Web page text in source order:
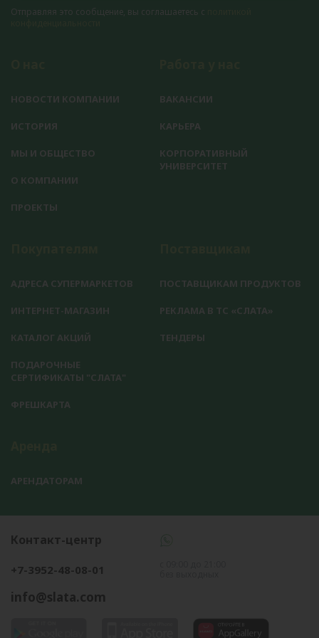
Отправляя это сообщение, вы соглашаетесь с
НОВОСТИ КОМПАНИИ
ИСТОРИЯ
МЫ И ОБЩЕСТВО
О КОМПАНИИ
ПРОЕКТЫ
ВАКАНСИИ
КАРЬЕРА
КОРПОРАТИВНЫЙ
УНИВЕРСИТЕТ
АДРЕСА СУПЕРМАРКЕТОВ
ИНТЕРНЕТ-МАГАЗИН
КАТАЛОГ АКЦИЙ
ПОДАРОЧНЫЕ
СЕРТИФИКАТЫ "СЛАТА"
ФРЕШКАРТА
ПОСТАВЩИКАМ ПРОДУКТОВ
РЕКЛАМА В ТС «СЛАТА»
ТЕНДЕРЫ
АРЕНДАТОРАМ
Контакт-центр
+7-3952-48-08-01
info@slata.com